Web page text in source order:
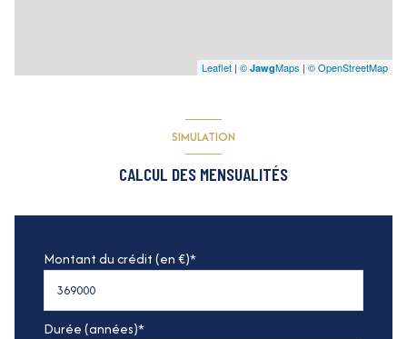
Leaflet | © JawgMaps | © OpenStreetMap
SIMULATION
CALCUL DES MENSUALITÉS
Montant du crédit (en €)*
Durée (années)*